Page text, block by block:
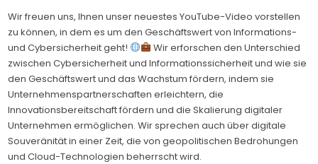
Wir freuen uns, Ihnen unser neuestes YouTube-Video vorstellen
zu können, in dem es um den Geschäftswert von Informations-
und Cybersicherheit geht!
Wir erforschen den Unterschied
zwischen Cybersicherheit und Informationssicherheit und wie sie
den Geschäftswert und das Wachstum fördern, indem sie
Unternehmenspartnerschaften erleichtern, die
Innovationsbereitschaft fördern und die Skalierung digitaler
Unternehmen ermöglichen. Wir sprechen auch über digitale
Souveränität in einer Zeit, die von geopolitischen Bedrohungen
und Cloud-Technologien beherrscht wird.